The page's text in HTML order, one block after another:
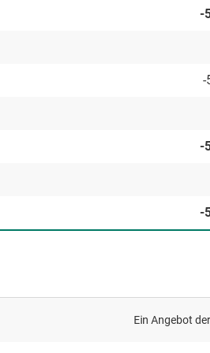
-
-
-
-
Ein Angebot der